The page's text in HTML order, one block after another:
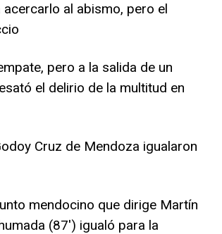
al abismo, pero el
pero a la salida de un
el delirio de la multitud en
Cruz de Mendoza igualaron
mendocino que dirige Martín
(87′) igualó para la